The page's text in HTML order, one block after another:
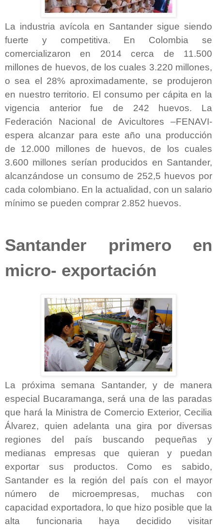
La industria avícola en Santander sigue siendo
fuerte y competitiva. En Colombia se
comercializaron en 2014 cerca de 11.500
millones de huevos, de los cuales 3.220 millones,
o sea el 28% aproximadamente, se produjeron
en nuestro territorio. El consumo per cápita en la
vigencia anterior fue de 242 huevos. La
Federación Nacional de Avicultores –FENAVI-
espera alcanzar para este año una producción
de 12.000 millones de huevos, de los cuales
3.600 millones serían producidos en Santander,
alcanzándose un consumo de 252,5 huevos por
cada colombiano. En la actualidad, con un salario
mínimo se pueden comprar 2.852 huevos.
Santander primero en
micro- exportación
La próxima semana Santander, y de manera
especial Bucaramanga, será una de las paradas
que hará la Ministra de Comercio Exterior, Cecilia
Álvarez, quien adelanta una gira por diversas
regiones del país buscando pequeñas y
medianas empresas que quieran y puedan
exportar sus productos. Como es sabido,
Santander es la región del país con el mayor
número de microempresas, muchas con
capacidad exportadora, lo que hizo posible que la
alta funcionaria haya decidido visitar